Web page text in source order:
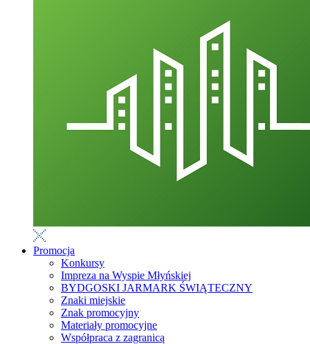
Promocja
Konkursy
Impreza na Wyspie Młyńskiej
BYDGOSKI JARMARK ŚWIĄTECZNY
Znaki miejskie
Znak promocyjny
Materiały promocyjne
Współpraca z zagranicą